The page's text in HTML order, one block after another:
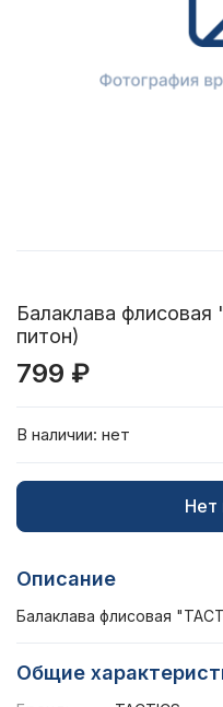
Балаклава
питон)
799 ₽
В наличии: нет
Нет
Описание
Балаклава флисовая
Общие